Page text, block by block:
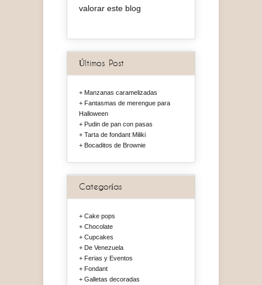
valorar este blog
Últimos Post
Manzanas caramelizadas
Fantasmas de merengue para
Halloween
Pudin de pan con pasas
Tarta de fondant Miliki
Bocaditos de Brownie
Categorías
Cake pops
Chocolate
Cupcakes
De Venezuela
Ferias y Eventos
Fondant
Galletas decoradas